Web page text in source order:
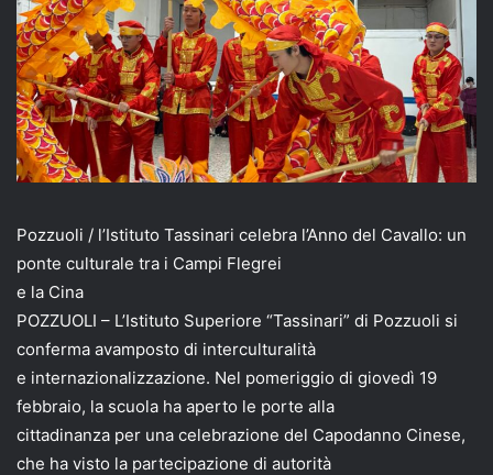
Pozzuoli / l’Istituto Tassinari celebra l’Anno del Cavallo: un
ponte culturale tra i Campi Flegrei
e la Cina
POZZUOLI – L’Istituto Superiore “Tassinari” di Pozzuoli si
conferma avamposto di interculturalità
e internazionalizzazione. Nel pomeriggio di giovedì 19
febbraio, la scuola ha aperto le porte alla
cittadinanza per una celebrazione del Capodanno Cinese,
che ha visto la partecipazione di autorità